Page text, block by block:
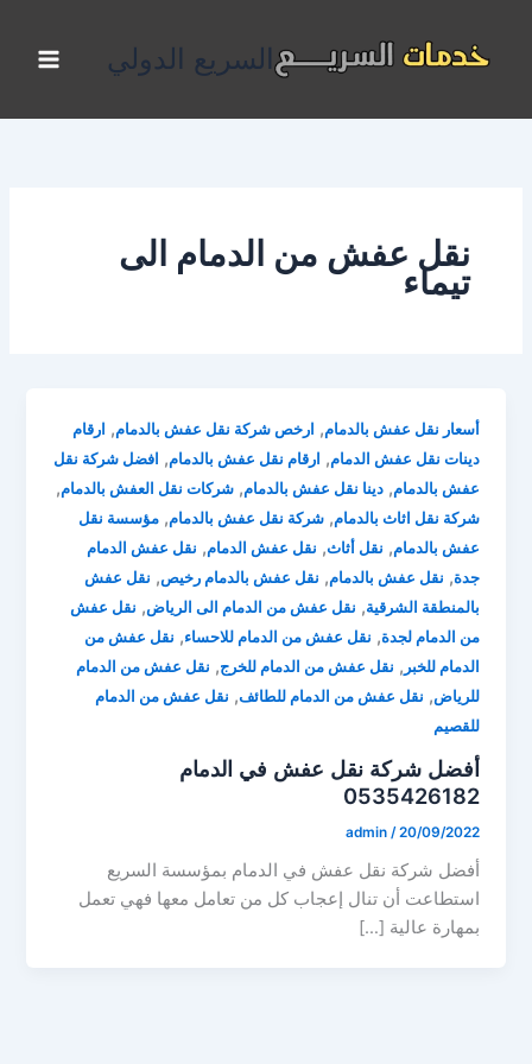
المحتوى
السريع الدولي
نقل عفش من الدمام الى
تيماء
أسعار نقل عفش بالدمام, ارخص شركة نقل عفش بالدمام, ارقام
دينات نقل عفش الدمام, ارقام نقل عفش بالدمام, افضل شركة نقل
عفش بالدمام,دينا نقل عفش بالدمام,شركات نقل العفش بالدمام,
شركة نقل اثاث بالدمام,شركة نقل عفش بالدمام,مؤسسة نقل
عفش بالدمام, نقل أثاث, نقل عفش الدمام, نقل عفش الدمام
جدة, نقل عفش بالدمام, نقل عفش بالدمام رخيص, نقل عفش
بالمنطقة الشرقية, نقل عفش من الدمام الى الرياض, نقل عفش
من الدمام لجدة, نقل عفش من الدمام للاحساء, نقل عفش من
الدمام للخبر , نقل عفش من الدمام للخرج, نقل عفش من الدمام
للرياض, نقل عفش من الدمام للطائف, نقل عفش من الدمام
للقصيم
أفضل شركة نقل عفش في الدمام
0535426182
admin /20/09/2022
أفضل شركة نقل عفش في الدمام بمؤسسة السريع
استطاعت أن تنال إعجاب كل من تعامل معها فهي تعمل
بمهارة عالية […]